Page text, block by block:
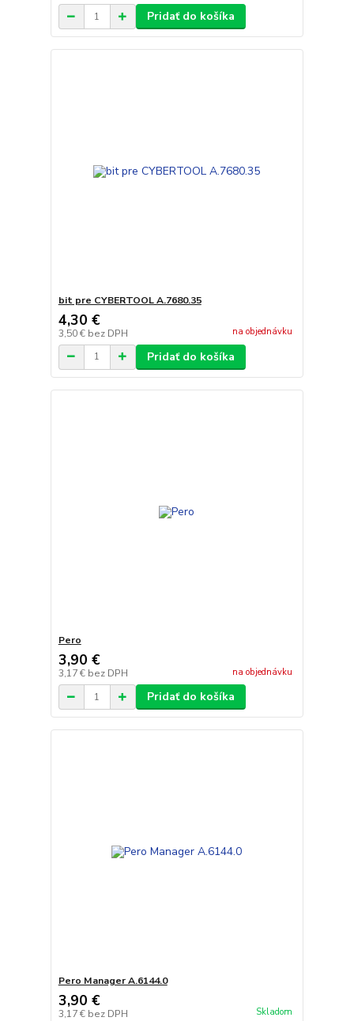
Pridať do košíka
bit pre CYBERTOOL A.7680.35
4,30 €
3,50 € bez DPH na objednávku
Pridať do košíka
Pero
3,90 €
3,17 € bez DPH na objednávku
Pridať do košíka
Pero Manager A.6144.0
3,90 €
3,17 € bez DPH Skladom